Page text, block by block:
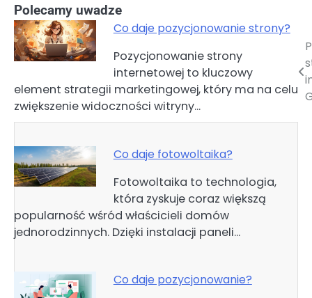
Polecamy uwadze
Co daje pozycjonowanie strony?
Pozycjonowanie strony
internetowej to kluczowy
element strategii marketingowej, który ma na celu
zwiększenie widoczności witryny…
Co daje fotowoltaika?
Fotowoltaika to technologia,
która zyskuje coraz większą
popularność wśród właścicieli domów
jednorodzinnych. Dzięki instalacji paneli…
Co daje pozycjonowanie?
Nawigacja